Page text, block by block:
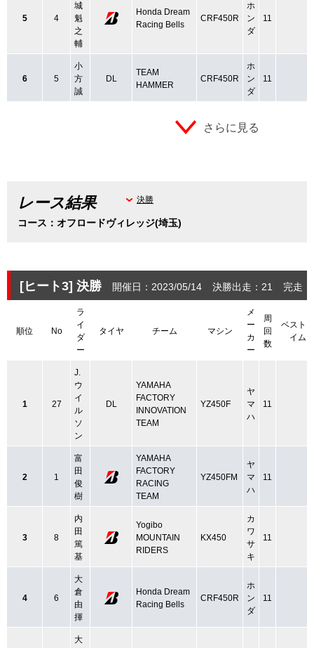
5 4
城
魁
之
輔
Honda Dream
Racing Bells
CRF450R
ホ
ン
ダ
11
6 5
小
方
誠
DL
TEAM
HAMMER
CRF450R
ホ
ン
ダ
11
さらに見る
レース結果
コース：オフロードヴィレッジ(埼玉)
決勝
[ヒート3] 決勝 開催日：2023/05/14 決勝出走：21 完走
順位 No
ラ
イ
ダ
ー
タイヤ チーム マシン
メ
ー
カ
ー
周
回
数
ベストタ
イム
1 27
J.
ウ
イ
ル
ソ
ン
DL
YAMAHA
FACTORY
INNOVATION
TEAM
YZ450F
ヤ
マ
ハ
11
2 1
富
田
俊
樹
YAMAHA
FACTORY
RACING
TEAM
YZ450FM
ヤ
マ
ハ
11
3 8
内
田
篤
基
Yogibo
MOUNTAIN
RIDERS
KX450
カ
ワ
サ
キ
11
4 6
大
倉
由
揮
Honda Dream
Racing Bells
CRF450R
ホ
ン
ダ
11
大